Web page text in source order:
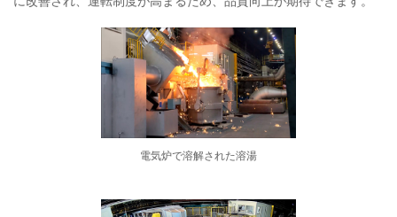
電気炉で溶解された溶湯